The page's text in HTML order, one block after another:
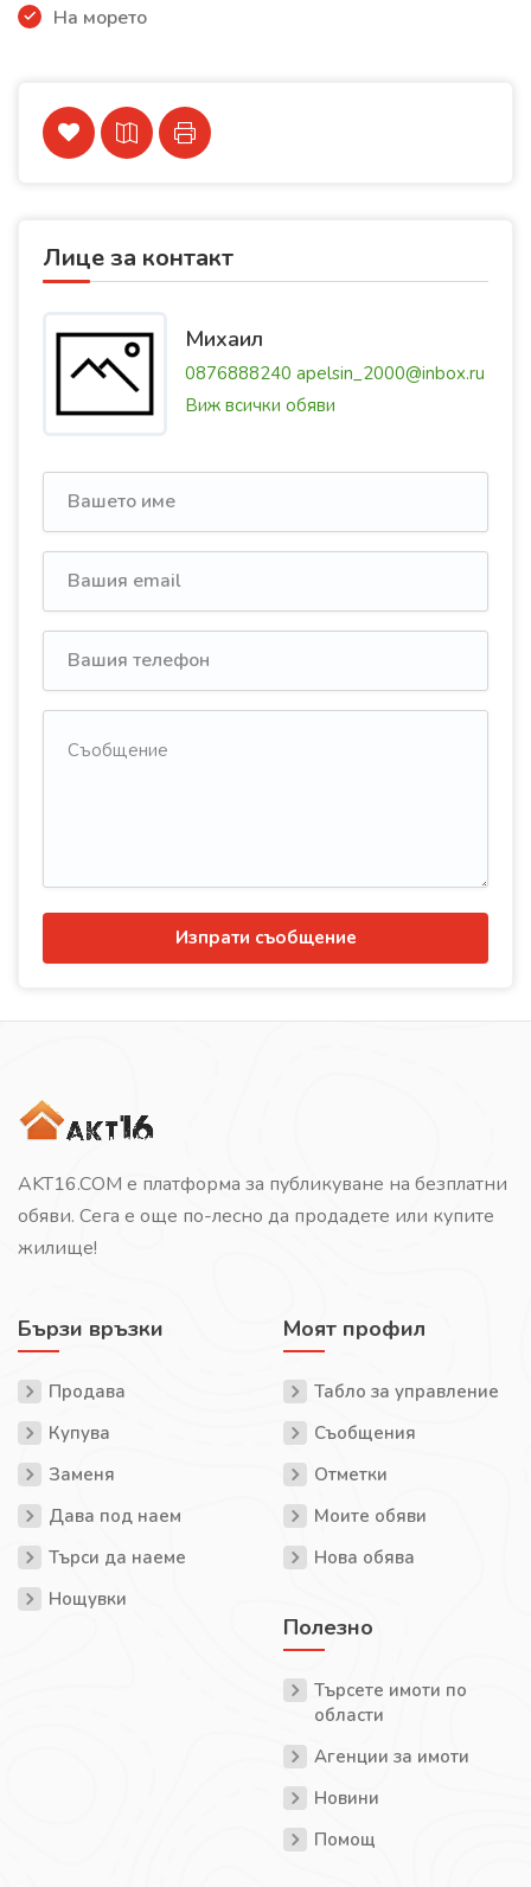
На морето
Лице за контакт
Михаил
0876888240 apelsin_2000@inbox.ru
Виж всички обяви
Изпрати съобщение
AKT16.COM е платформа за публикуване на безплатни
обяви. Сега е още по-лесно да продадете или купите
жилище!
Бързи връзки
Продава
Купува
Заменя
Дава под наем
Търси да наеме
Нощувки
Моят профил
Табло за управление
Съобщения
Отметки
Моите обяви
Нова обява
Полезно
Търсете имоти по
области
Агенции за имоти
Новини
Помощ